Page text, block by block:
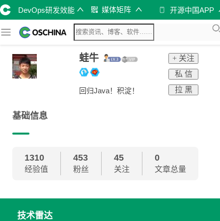
DevOps研发效能 媒体矩阵 开源中国APP
蛙牛
回归Java！积淀！
+ 关注
私 信
拉 黑
基础信息
1310
经验值
453
粉丝
45
关注
0
文章总量
技术雷达